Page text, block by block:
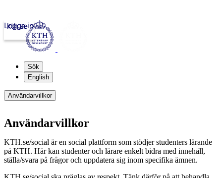
kth.se
Logga in
Sök
English
Användarvillkor
Användarvillkor
KTH.se/social är en social plattform som stödjer studenters lärande
på KTH. Här kan studenter och lärare enkelt bidra med innehåll,
ställa/svara på frågor och uppdatera sig inom specifika ämnen.